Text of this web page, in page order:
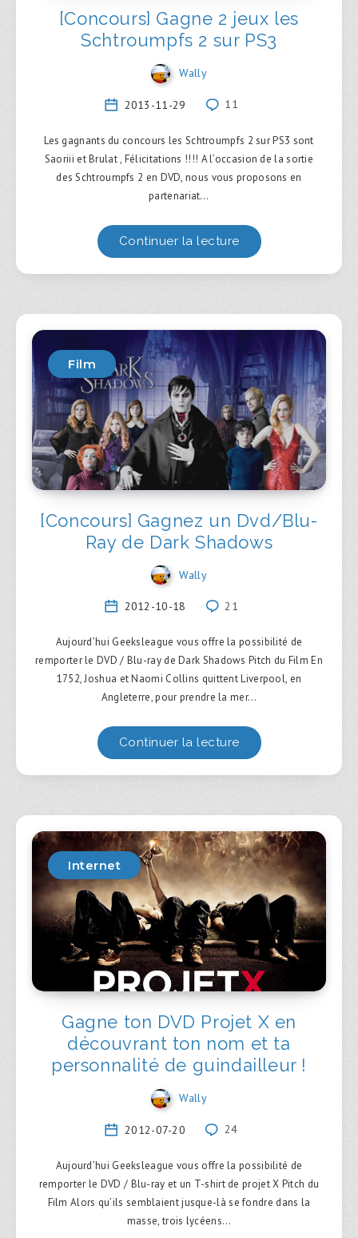
[Concours] Gagne 2 jeux les
Schtroumpfs 2 sur PS3
Wally
2013-11-29 11
Les gagnants du concours les Schtroumpfs 2 sur PS3 sont
Saoriii et Brulat , Félicitations !!!! A l’occasion de la sortie
des Schtroumpfs 2 en DVD, nous vous proposons en
partenariat…
Continuer la lecture
Film
[Concours] Gagnez un Dvd/Blu-
Ray de Dark Shadows
Wally
2012-10-18 21
Aujourd’hui Geeksleague vous offre la possibilité de
remporter le DVD / Blu-ray de Dark Shadows Pitch du Film En
1752, Joshua et Naomi Collins quittent Liverpool, en
Angleterre, pour prendre la mer…
Continuer la lecture
Internet
Gagne ton DVD Projet X en
découvrant ton nom et ta
personnalité de guindailleur !
Wally
2012-07-20 24
Aujourd’hui Geeksleague vous offre la possibilité de
remporter le DVD / Blu-ray et un T-shirt de projet X Pitch du
Film Alors qu’ils semblaient jusque-là se fondre dans la
masse, trois lycéens…